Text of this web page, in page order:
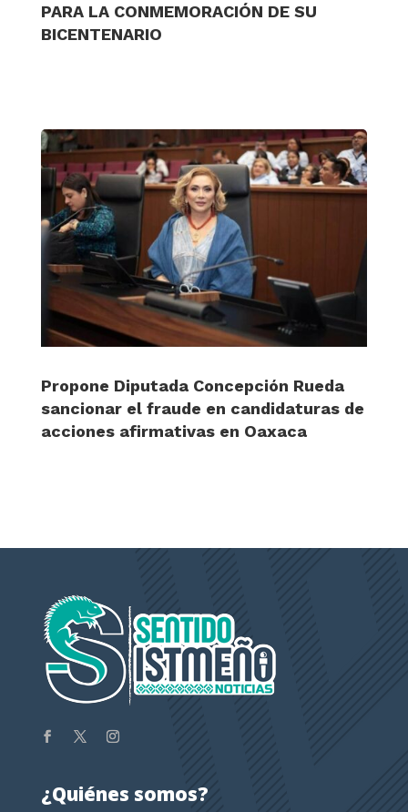
PARA LA CONMEMORACIÓN DE SU
BICENTENARIO
Propone Diputada Concepción Rueda
sancionar el fraude en candidaturas de
acciones afirmativas en Oaxaca
¿Quiénes somos?